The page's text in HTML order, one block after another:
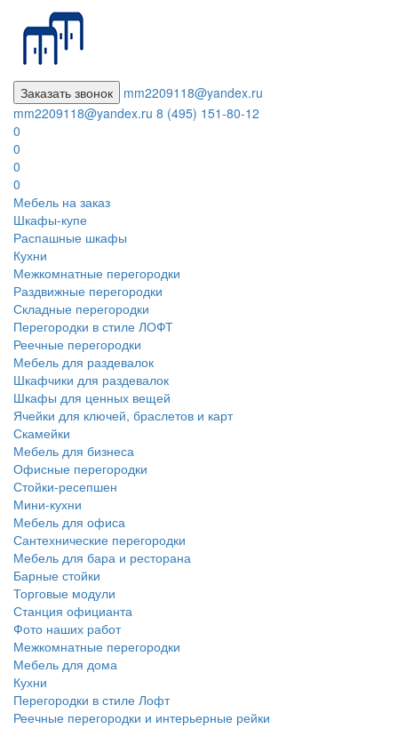
Заказать звонок
mm2209118@yandex.ru
mm2209118@yandex.ru 8 (495) 151-80-12
0
0
0
0
Мебель на заказ
Шкафы-купе
Распашные шкафы
Кухни
Межкомнатные перегородки
Раздвижные перегородки
Складные перегородки
Перегородки в стиле ЛОФТ
Реечные перегородки
Мебель для раздевалок
Шкафчики для раздевалок
Шкафы для ценных вещей
Ячейки для ключей, браслетов и карт
Скамейки
Мебель для бизнеса
Офисные перегородки
Стойки-ресепшен
Мини-кухни
Мебель для офиса
Сантехнические перегородки
Мебель для бара и ресторана
Барные стойки
Торговые модули
Станция официанта
Фото наших работ
Межкомнатные перегородки
Мебель для дома
Кухни
Перегородки в стиле Лофт
Реечные перегородки и интерьерные рейки